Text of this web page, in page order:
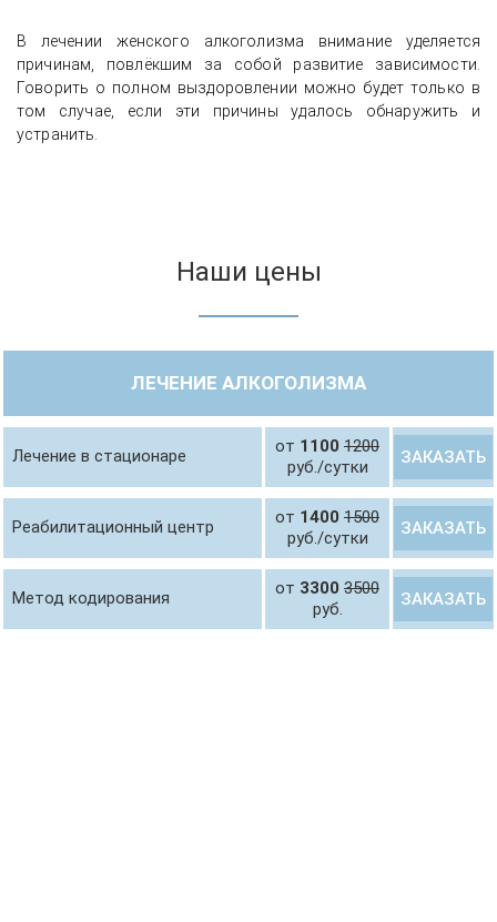
В лечении женского алкоголизма внимание уделяется
причинам, повлёкшим за собой развитие зависимости.
Говорить о полном выздоровлении можно будет только в
том случае, если эти причины удалось обнаружить и
устранить.
Наши цены
ЛЕЧЕНИЕ АЛКОГОЛИЗМА
Лечение в стационаре от 1100 1200
руб./сутки
ЗАКАЗАТЬ
Реабилитационный центр от 1400 1500
руб./сутки
ЗАКАЗАТЬ
Метод кодирования от 3300 3500
руб.
ЗАКАЗАТЬ